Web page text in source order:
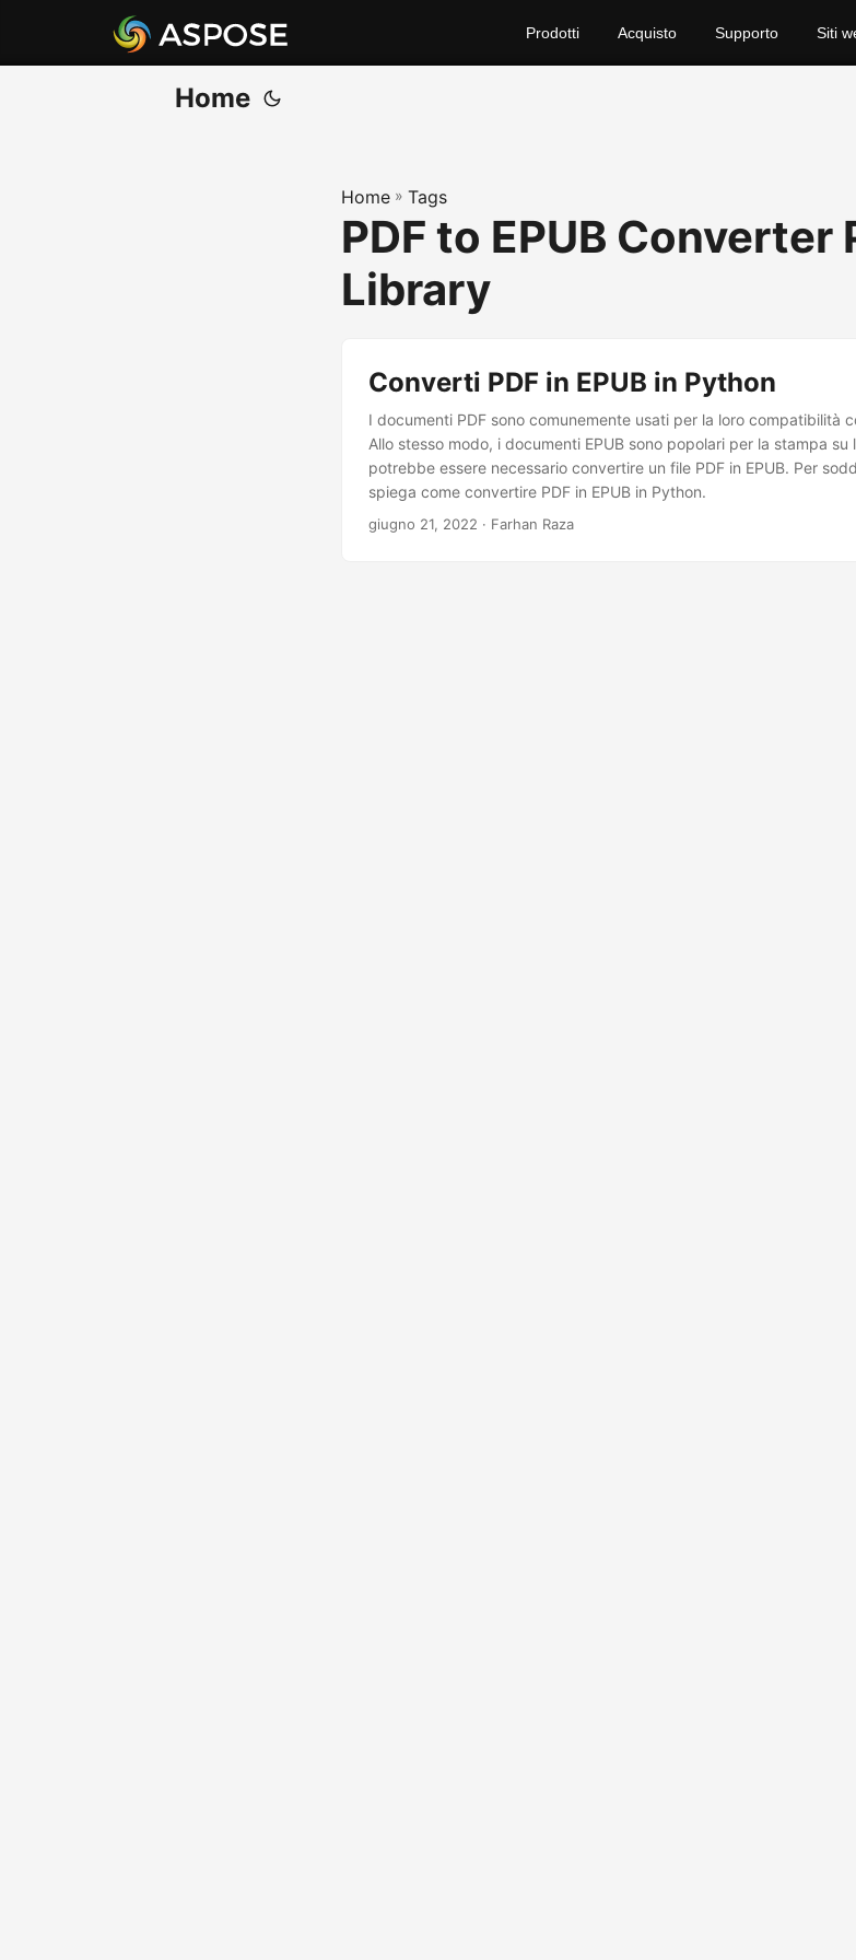
Prodotti Acquisto Supporto Siti
Home
Home » Tags
PDF to EPUB Converter
Library
Converti PDF in EPUB in Python
I documenti PDF sono comunemente usati per la loro compatibilità
Allo stesso modo, i documenti EPUB sono popolari per la stampa
potrebbe essere necessario convertire un file PDF in EPUB. Per
spiega come convertire PDF in EPUB in Python.
giugno 21, 2022 · Farhan Raza